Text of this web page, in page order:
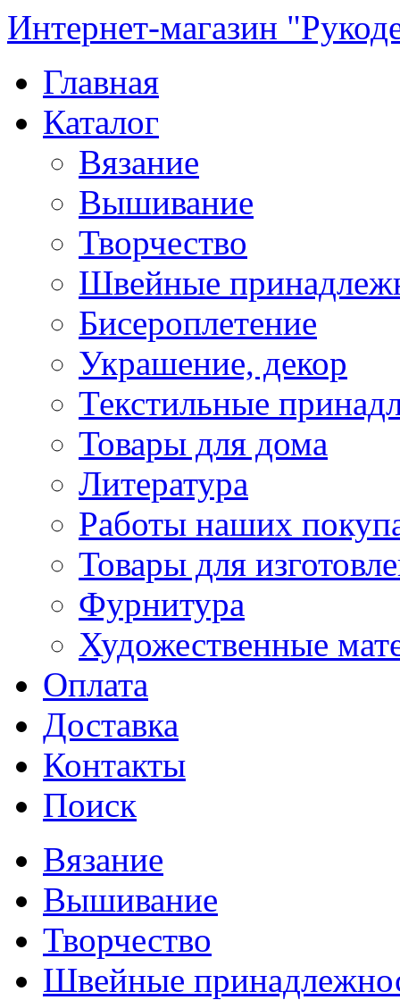
Интернет-магазин
Главная
Каталог
Вязание
Вышивание
Творчество
Швейные
Бисероплетение
Украшение, декор
Текстильные
Товары для дома
Литература
Работы наших
Товары для
Фурнитура
Художественные
Оплата
Доставка
Контакты
Поиск
Вязание
Вышивание
Творчество
Швейные